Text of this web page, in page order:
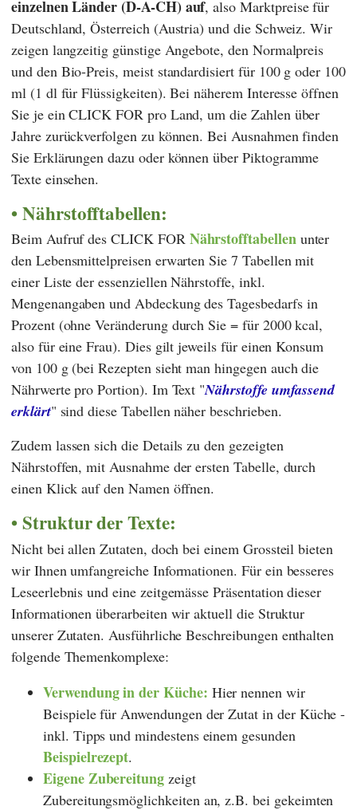
einzelnen Länder (D-A-CH) auf, also Marktpreise für
Deutschland, Österreich (Austria) und die Schweiz. Wir
zeigen langzeitig günstige Angebote, den Normalpreis
und den Bio-Preis, meist standardisiert für 100 g oder 100
ml (1 dl für Flüssigkeiten). Bei näherem Interesse öffnen
Sie je ein CLICK FOR pro Land, um die Zahlen über
Jahre zurückverfolgen zu können. Bei Ausnahmen finden
Sie Erklärungen dazu oder können über Piktogramme
Texte einsehen.
Nährstofftabellen:
Beim Aufruf des CLICK FOR Nährstofftabellenunter
den Lebensmittelpreisen erwarten Sie 7 Tabellen mit
einer Liste der essenziellen Nährstoffe, inkl.
Mengenangaben und Abdeckung des Tagesbedarfs in
Prozent (ohne Veränderung durch Sie = für 2000 kcal,
also für eine Frau). Dies gilt jeweils für einen Konsum
von 100 g (bei Rezepten sieht man hingegen auch die
Nährwerte pro Portion). Im Text "Nährstoffe umfassend
erklärt" sind diese Tabellen näher beschrieben.
Zudem lassen sich die Details zu den gezeigten
Nährstoffen, mit Ausnahme der ersten Tabelle, durch
einen Klick auf den Namen öffnen.
Struktur der Texte:
Nicht bei allen Zutaten, doch bei einem Grossteil bieten
wir Ihnen umfangreiche Informationen. Für ein besseres
Leseerlebnis und eine zeitgemässe Präsentation dieser
Informationen überarbeiten wir aktuell die Struktur
unserer Zutaten. Ausführliche Beschreibungen enthalten
folgende Themenkomplexe:
Verwendung in der Küche: Hier nennen wir
Beispiele für Anwendungen der Zutat in der Küche -
inkl. Tipps und mindestens einem gesunden
Beispielrezept.
Eigene Zubereitung zeigt
Zubereitungsmöglichkeiten an, z.B. bei gekeimten